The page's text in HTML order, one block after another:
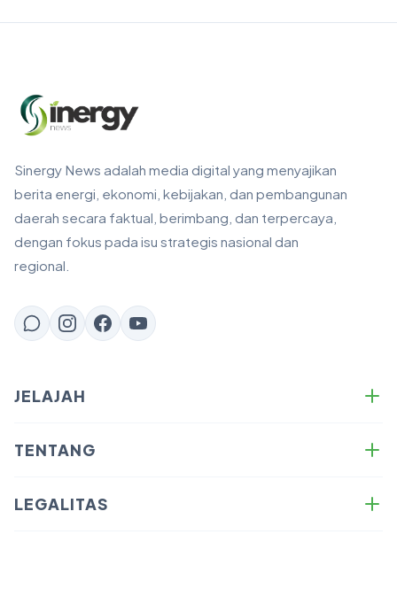
Sinergy News adalah media digital yang menyajikan
berita energi, ekonomi, kebijakan, dan pembangunan
daerah secara faktual, berimbang, dan terpercaya,
dengan fokus pada isu strategis nasional dan
regional.
JELAJAH
Sustainability
TENTANG
LEGALITAS